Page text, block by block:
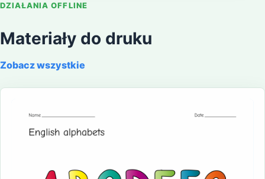
DZIAŁANIA OFFLINE
Materiały do druku
Zobacz wszystkie